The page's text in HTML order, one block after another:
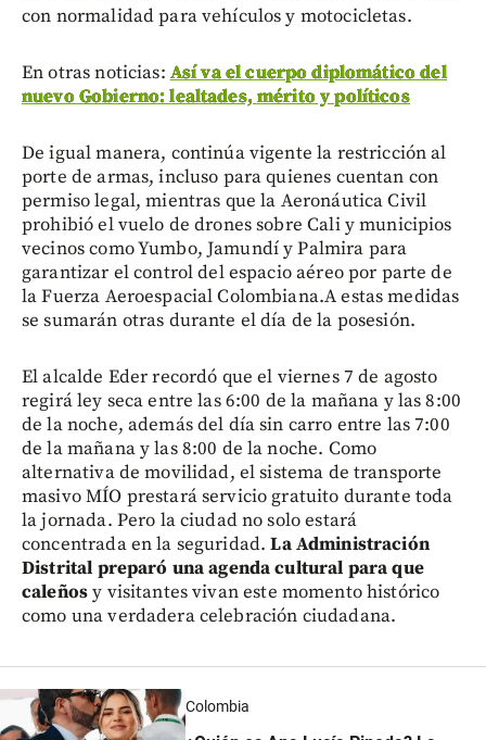
con normalidad para vehículos y motocicletas.
En otras noticias: Así va el cuerpo diplomático del
nuevo Gobierno: lealtades, mérito y políticos
De igual manera, continúa vigente la restricción al
porte de armas, incluso para quienes cuentan con
permiso legal, mientras que la Aeronáutica Civil
prohibió el vuelo de drones sobre Cali y municipios
vecinos como Yumbo, Jamundí y Palmira para
garantizar el control del espacio aéreo por parte de
la Fuerza Aeroespacial Colombiana.A estas medidas
se sumarán otras durante el día de la posesión.
El alcalde Eder recordó que el viernes 7 de agosto
regirá ley seca entre las 6:00 de la mañana y las 8:00
de la noche, además del día sin carro entre las 7:00
de la mañana y las 8:00 de la noche. Como
alternativa de movilidad, el sistema de transporte
masivo MÍO prestará servicio gratuito durante toda
la jornada. Pero la ciudad no solo estará
concentrada en la seguridad.La Administración
Distrital preparó una agenda cultural para que
caleñosy visitantes vivan este momento histórico
como una verdadera celebración ciudadana.
Colombia